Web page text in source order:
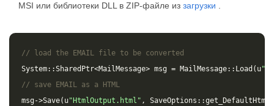
MSI или библиотеки DLL в ZIP-файле из загрузки
// load the EMAIL file to be converted
System::SharedPtr<MailMessage> msg = MailMessage:: Load ( u
// save EMAIL as a HTML
msg ->Save( u"HtmlOutput.html" , SaveOptions ::get_DefaultHtml